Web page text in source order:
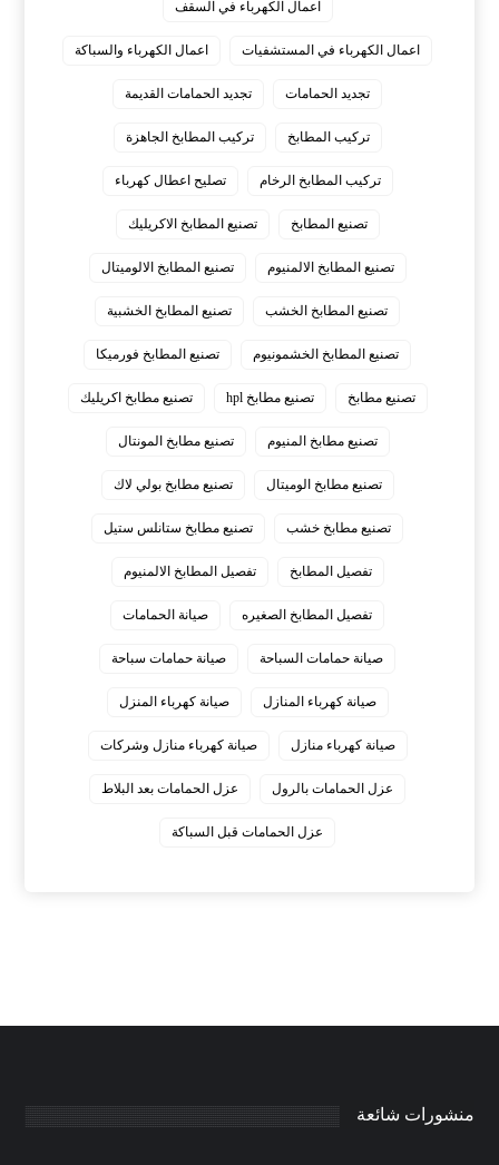
اعمال الكهرباء في السقف
اعمال الكهرباء في المستشفيات اعمال الكهرباء والسباكة
تجديد الحمامات تجديد الحمامات القديمة
تركيب المطابخ تركيب المطابخ الجاهزة
تركيب المطابخ الرخام تصليح اعطال كهرباء
تصنيع المطابخ تصنيع المطابخ الاكريليك
تصنيع المطابخ الالمنيوم تصنيع المطابخ الالوميتال
تصنيع المطابخ الخشب تصنيع المطابخ الخشبية
تصنيع المطابخ الخشمونيوم تصنيع المطابخ فورميكا
تصنيع مطابخ تصنيع مطابخ hpl تصنيع مطابخ اكريليك
تصنيع مطابخ المنيوم تصنيع مطابخ المونتال
تصنيع مطابخ الوميتال تصنيع مطابخ بولي لاك
تصنيع مطابخ خشب تصنيع مطابخ ستانلس ستيل
تفصيل المطابخ تفصيل المطابخ الالمنيوم
تفصيل المطابخ الصغيره صيانة الحمامات
صيانة حمامات السباحة صيانة حمامات سباحة
صيانة كهرباء المنازل صيانة كهرباء المنزل
صيانة كهرباء منازل صيانة كهرباء منازل وشركات
عزل الحمامات بالرول عزل الحمامات بعد البلاط
عزل الحمامات قبل السباكة
منشورات شائعة